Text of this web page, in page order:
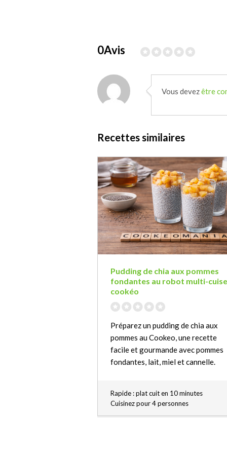
0Avis
Vous devezêtre
Recettes similaires
Pudding de chia aux pommes
fondantes au robot multi-
cookéo
Préparez un pudding de chia aux
pommes au Cookeo, une recette
facile et gourmande avec pommes
fondantes, lait, miel et cannelle.
Rapide : plat cuit en 10 minutes
Cuisinez pour 4 personnes